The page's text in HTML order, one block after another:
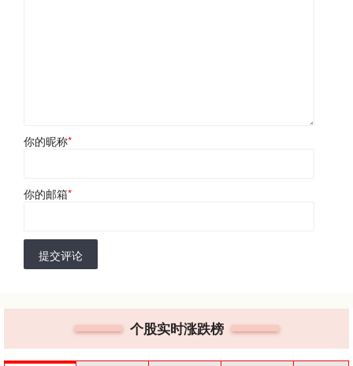
你的昵称*
你的邮箱*
提交评论
个股实时涨跌榜